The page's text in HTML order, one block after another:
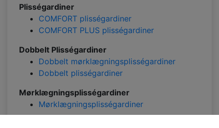
Plisségardiner
COMFORT plisségardiner
COMFORT PLUS plisségardiner
Dobbelt Plisségardiner
Dobbelt mørklægningsplisségardiner
Dobbelt plisségardiner
Mørklægningsplisségardiner
Mørklægningsplisségardiner